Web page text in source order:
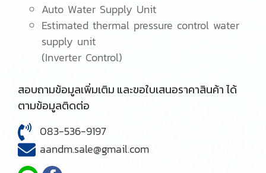
Auto Water Supply Unit
Estimated thermal pressure control water
supply unit
(Inverter Control)
สอบถามข้อมูลเพิ่มเติม และขอใบเสนอราคาสินค้า ได้
ตามข้อมูลติดต่อ
083-536-9197
aandm.sale@gmail.com